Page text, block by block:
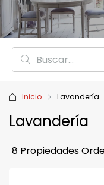
Inicio Lavandería
Lavandería
8 Propiedades